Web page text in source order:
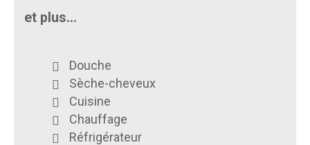
et plus...
Douche
Sèche-cheveux
Cuisine
Chauffage
Réfrigérateur